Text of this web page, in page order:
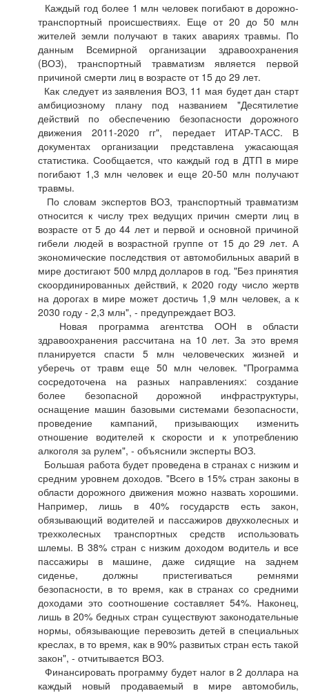
Каждый год более 1 млн человек погибают в дорожно-
транспортный происшествиях. Еще от 20 до 50 млн
жителей земли получают в таких авариях травмы. По
данным Всемирной организации здравоохранения
(ВОЗ), транспортный травматизм является первой
причиной смерти лиц в возрасте от 15 до 29 лет.
Как следует из заявления ВОЗ, 11 мая будет дан старт
амбициозному плану под названием "Десятилетие
действий по обеспечению безопасности дорожного
движения 2011-2020 гг", передает ИТАР-ТАСС. В
документах организации представлена ужасающая
статистика. Сообщается, что каждый год в ДТП в мире
погибают 1,3 млн человек и еще 20-50 млн получают
травмы.
По словам экспертов ВОЗ, транспортный травматизм
относится к числу трех ведущих причин смерти лиц в
возрасте от 5 до 44 лет и первой и основной причиной
гибели людей в возрастной группе от 15 до 29 лет. А
экономические последствия от автомобильных аварий в
мире достигают 500 млрд долларов в год. "Без принятия
скоординированных действий, к 2020 году число жертв
на дорогах в мире может достичь 1,9 млн человек, а к
2030 году - 2,3 млн", - предупреждает ВОЗ.
Новая программа агентства ООН в области
здравоохранения рассчитана на 10 лет. За это время
планируется спасти 5 млн человеческих жизней и
уберечь от травм еще 50 млн человек. "Программа
сосредоточена на разных направлениях: создание
более безопасной дорожной инфраструктуры,
оснащение машин базовыми системами безопасности,
проведение кампаний, призывающих изменить
отношение водителей к скорости и к употреблению
алкоголя за рулем", - объяснили эксперты ВОЗ.
Большая работа будет проведена в странах с низким и
средним уровнем доходов. "Всего в 15% стран законы в
области дорожного движения можно назвать хорошими.
Например, лишь в 40% государств есть закон,
обязывающий водителей и пассажиров двухколесных и
трехколесных транспортных средств использовать
шлемы. В 38% стран с низким доходом водитель и все
пассажиры в машине, даже сидящие на заднем
сиденье, должны пристегиваться ремнями
безопасности, в то время, как в странах со средними
доходами это соотношение составляет 54%. Наконец,
лишь в 20% бедных стран существуют законодательные
нормы, обязывающие перевозить детей в специальных
креслах, в то время, как в 90% развитых стран есть такой
закон", - отчитывается ВОЗ.
Финансировать программу будет налог в 2 доллара на
каждый новый продаваемый в мире автомобиль,